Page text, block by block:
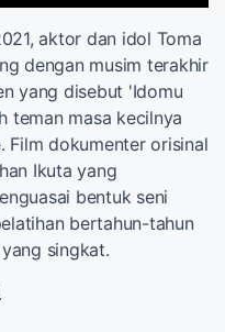
aktor dan idol Toma
dengan musim terakhir
yang disebut 'Idomu
teman masa kecilnya
Film dokumenter orisinal
Ikuta yang
bentuk seni
bertahun-tahun
singkat.